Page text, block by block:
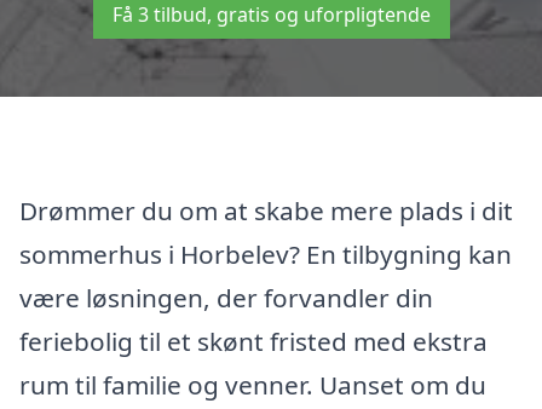
Få 3 tilbud, gratis og uforpligtende
Drømmer du om at skabe mere plads i dit
sommerhus i Horbelev? En tilbygning kan
være løsningen, der forvandler din
feriebolig til et skønt fristed med ekstra
rum til familie og venner. Uanset om du